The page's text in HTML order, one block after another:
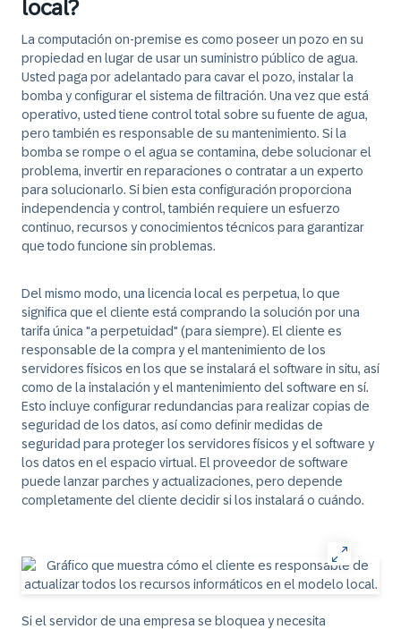
local?
La computación on-premise es como poseer un pozo en su
propiedad en lugar de usar un suministro público de agua.
Usted paga por adelantado para cavar el pozo, instalar la
bomba y configurar el sistema de filtración. Una vez que está
operativo, usted tiene control total sobre su fuente de agua,
pero también es responsable de su mantenimiento. Si la
bomba se rompe o el agua se contamina, debe solucionar el
problema, invertir en reparaciones o contratar a un experto
para solucionarlo. Si bien esta configuración proporciona
independencia y control, también requiere un esfuerzo
continuo, recursos y conocimientos técnicos para garantizar
que todo funcione sin problemas.
Del mismo modo, una licencia local es perpetua, lo que
significa que el cliente está comprando la solución por una
tarifa única "a perpetuidad" (para siempre). El cliente es
responsable de la compra y el mantenimiento de los
servidores físicos en los que se instalará el software in situ, así
como de la instalación y el mantenimiento del software en sí.
Esto incluye configurar redundancias para realizar copias de
seguridad de los datos, así como definir medidas de
seguridad para proteger los servidores físicos y el software y
los datos en el espacio virtual. El proveedor de software
puede lanzar parches y actualizaciones, pero depende
completamente del cliente decidir si los instalará o cuándo.
Si el servidor de una empresa se bloquea y necesita